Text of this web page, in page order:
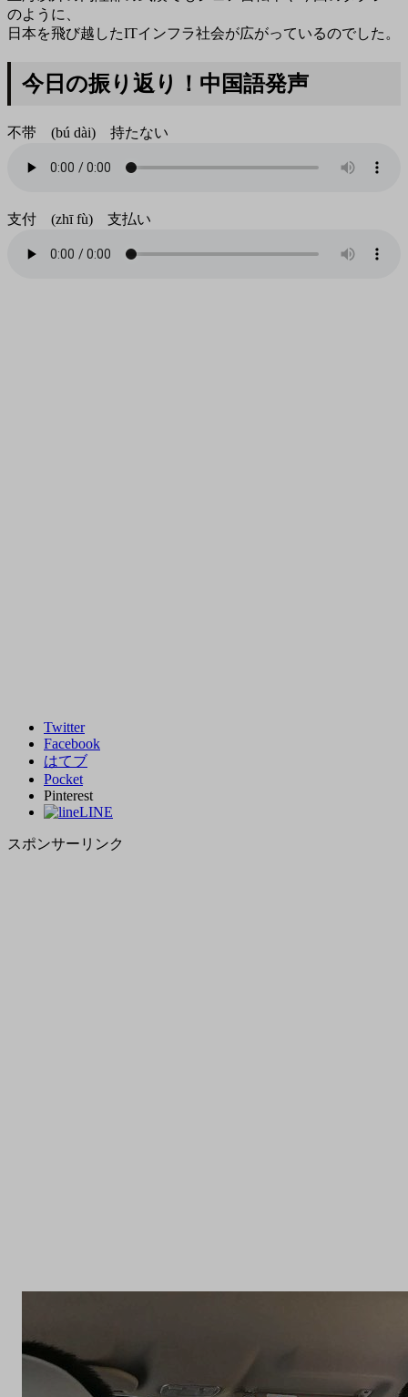
のように、
日本を飛び越したITインフラ社会が広がっているのでした。
今日の振り返り！中国語発声
不带 (bú dài) 持たない
支付 (zhī fù) 支払い
Twitter
Facebook
はてブ
Pocket
Pinterest
LINE
スポンサーリンク